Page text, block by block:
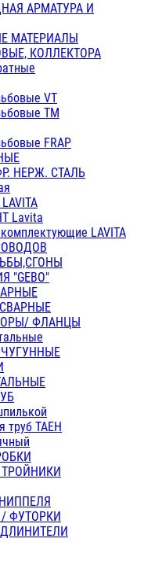
АРМАТУРА И
МАТЕРИАЛЫ
КОЛЛЕКТОРА
VT
ТМ
FRAP
НЕРЖ. СТАЛЬ
Lavita
LAVITA
"GEBO"
ФЛАНЦЫ
труб ТАЕН
ФУТОРКИ